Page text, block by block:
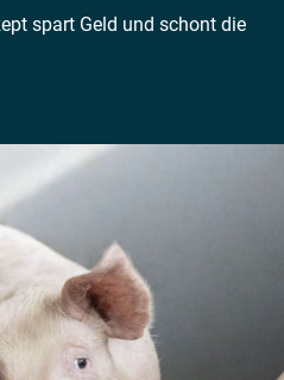
spart Geld und schont die